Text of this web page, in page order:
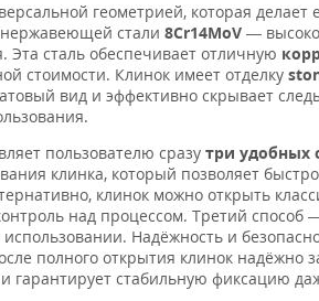
геометрией, которая делает
стали 8Cr14MoV —
сталь обеспечивает отличную
стоимости. Клинок имеет отделку
вид и эффективно скрывает
пользователю сразу три удобных
клинка, который позволяет
клинок можно открыть
над процессом. Третий способ
Надёжность и
полного открытия клинок надёжно
гарантирует стабильную фиксацию